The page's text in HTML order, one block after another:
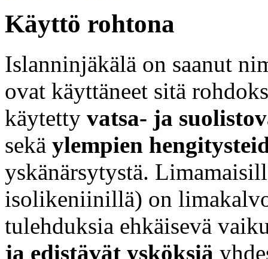
Käyttö rohtona
Islanninjäkälä on saanut
ovat käyttäneet sitä
käytetty vatsa- ja
sekä ylempien
yskänärsytystä.
isolikeniinillä) on
tulehduksia ehkäisevä
ja edistävät ysköksiä